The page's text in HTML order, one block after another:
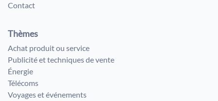
Contact
Thèmes
Achat produit ou service
Publicité et techniques de vente
Énergie
Télécoms
Voyages et événements